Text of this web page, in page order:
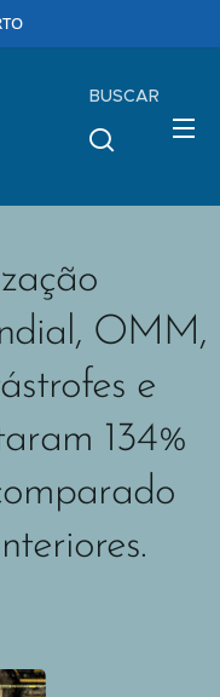
BUSCAR
OMM,
e
134%